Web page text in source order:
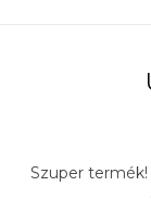
Szuper